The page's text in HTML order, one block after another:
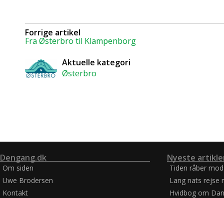
Forrige artikel
Fra Østerbro til Klampenborg
Aktuelle kategori
Østerbro
Dengang.dk
Om siden
Uwe Brodersen
Kontakt
Nyeste
Tiden råber
Lang nats rejse
Hvidbog om